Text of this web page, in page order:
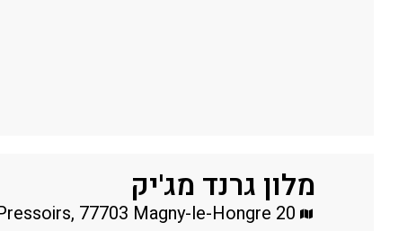
מלון גרנד מג'יק
20 Avenue De La Fosse Des Pressoirs, 77703 Magny-le-Hongre